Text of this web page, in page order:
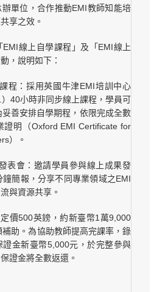
單位，合作推動EMI教師知能培
享之效。
EMI線上自學課程」及「EMI線上
，說明如下：
程：採用英國牛津EMI培訓中心
）40小時非同步線上課程，學員可
善安排自學期程，依限完成全數
證明（Oxford EMI Certificate for
）。
表會：邀請學員參與線上成果發
簡報，分享不同專業領域之EMI
與資源共享。
價500英鎊，約新臺幣1萬9,000
助。為協助教師提高完課率，錄
金新臺幣5,000元，於完整參與
證金將全數返還。